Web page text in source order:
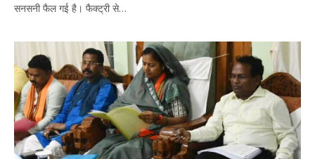
सनसनी फैल गई है। फैक्ट्री से…